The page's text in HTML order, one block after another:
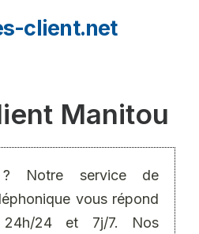
client.net
Manitou
Notre service de
vous répond
24 et 7j/7. Nos